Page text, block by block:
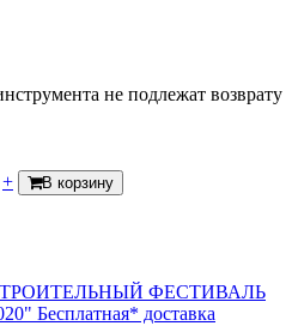
не подлежат возврату
+ В корзину
ФЕСТИВАЛЬ
Бесплатная* доставка